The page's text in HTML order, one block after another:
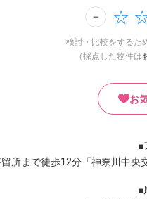
検討・比較をするた
（採点した物件は
お
■
所まで徒歩12分「神奈川中
■